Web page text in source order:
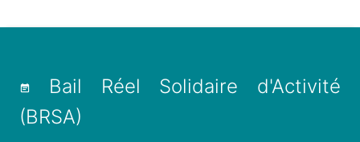
Bail Réel Solidaire d'Activité
(BRSA)